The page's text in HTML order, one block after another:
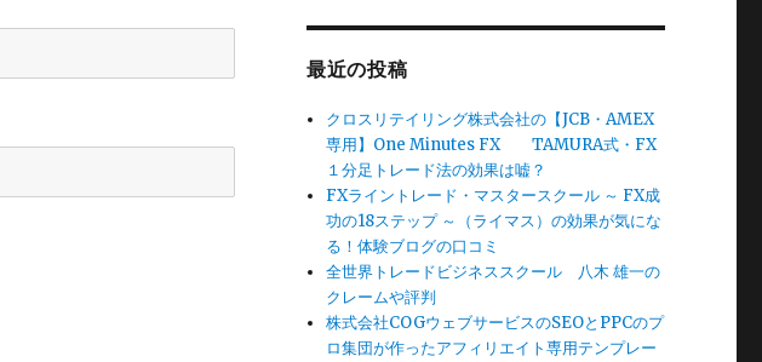
最近の投稿
クロスリテイリング株式会社の【JCB・AMEX
専用】One Minutes FX TAMURA式・FX
１分足トレード法の効果は嘘？
FXライントレード・マスタースクール ～ FX成
功の18ステップ ～（ライマス）の効果が気にな
る！体験ブログの口コミ
全世界トレードビジネススクール 八木 雄一の
クレームや評判
株式会社COGウェブサービスのSEOとPPCのプ
ロ集団が作ったアフィリエイト専用テンプレー